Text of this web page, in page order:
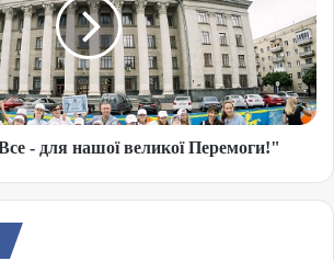
- для нашої великої Перемоги!"